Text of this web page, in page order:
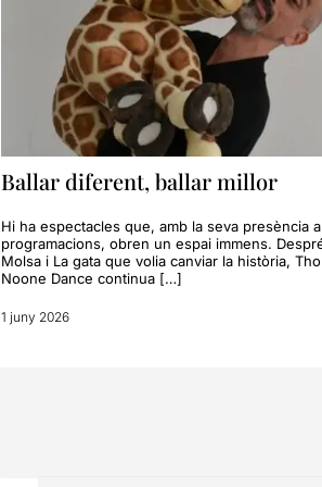
Ballar diferent, ballar millor
Hi ha espectacles que, amb la seva presència
programacions, obren un espai immens.
Molsa i La gata que volia canviar la història,
Noone Dance continua […]
1 juny 2026